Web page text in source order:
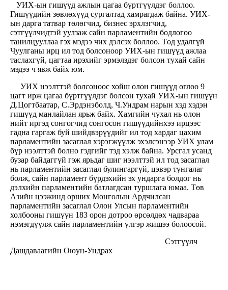
УИХ-ын гишүүд ажлын цагаа бүртгүүлдэг боллоо.
Гишүүдийн зөвлөхүүд сургалтад хамрагдаж байна. УИХ-
ын дарга татвар төлөгчид, бизнес эрхлэгчид,
сэтгүүлчидтэй уулзаж сайн парламентийн бодлогоо
танилцууллаа гэх мэдээ чих дэлсэх боллоо. Төд удалгүй
Чуулганы ирц ил тод болсоноор УИХ-ын гишүүд ажлаа
таслахгүй, цагтаа ирэхийг эрмэлздэг болсон тухай сайн
мэдээ ч явж байх юм.
УИХ нээлттэй болсоноос хойш олон гишүүд өглөө 9
цагт ирж цагаа бүртгүүлдэг болсон тухай УИХ-ын гишүүн
Д.Цогтбаатар, С.Эрдэнэболд, Ч.Ундрам нарын хэд хэдэн
гишүүд манлайлан ярьж байх. Хамгийн чухал нь олон
нийт иргэд сонгогчид сонгосон гишүүдийнхээ ирцээс
гадна гаргаж буй шийдвэрүүдийг ил тод хардаг цахим
парламентийн засаглал хэрэгжүүлж эхэлсэнээр УИХ улам
бүр нээлттэй болно гэдгийг тэд хэлж байна. Урсгал усанд
бузар байдаггүй гэж ярьдаг шиг нээлттэй ил тод засаглал
нь парламентийн засаглал булингаргүй, цэвэр тунгалаг
болж, сайн парламент бүрдэхийн эх ундарга болдог нь
дэлхийн парламентийн батлагдсан туршлага юмаа. Төв
Азийн цээжинд орших Монголын Ардчилсан
парламентийн засаглал Олон Улсын парламентийн
холбооны гишүүн 183 орон дотроо өрсөлдөх чадвараа
нэмэгдүүлж сайн парламентийн үлгэр жишээ болоосой.
Сэтгүүлч
Дашдаваагийн Оюун-Ундрах